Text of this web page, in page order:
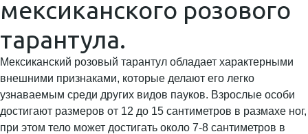
мексиканского розового
тарантула.
Мексиканский розовый тарантул обладает характерными
внешними признаками, которые делают его легко
узнаваемым среди других видов пауков. Взрослые особи
достигают размеров от 12 до 15 сантиметров в размахе ног,
при этом тело может достигать около 7-8 сантиметров в